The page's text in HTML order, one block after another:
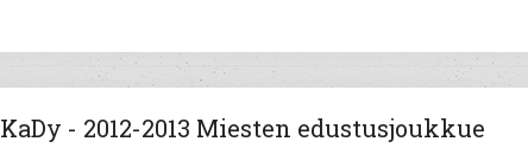
KaDy - 2012-2013 Miesten edustusjoukkue